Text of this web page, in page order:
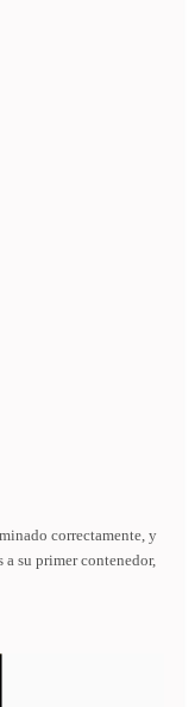
correctamente, y
su primer contenedor,